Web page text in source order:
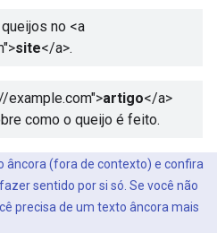
no <a
site</a>.
example.com">artigo</a>
como o queijo é feito.
âncora (fora de contexto) e confira
sentido por si só. Se você não
precisa de um texto âncora mais